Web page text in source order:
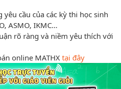
yêu cầu của các kỳ thi học sinh
ASMO, IKMC…
rõ ràng và niềm yêu thích với
online MATHX tại đây